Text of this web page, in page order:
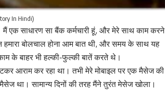
In Hindi)
साधारण सा बैंक कर्मचारी हूं, और मेरे साथ काम करने
हमारा बोलचाल होना आम बात थी, और समय के साथ यह
के बाहर भी हल्की-फुल्की बातें करते थे।
आराम कर रहा था। तभी मेरे मोबाइल पर एक मैसेज की
था। सामान्य दिनों की तरह मैंने तुरंत मेसेज खोला।